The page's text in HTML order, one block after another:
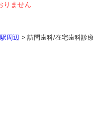
りません
周辺 > 訪問歯科/在宅歯科診療